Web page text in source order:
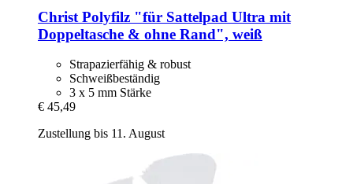
Christ Polyfilz "für Sattelpad Ultra mit
Doppeltasche & ohne Rand", weiß
Strapazierfähig & robust
Schweißbeständig
3 x 5 mm Stärke
€ 45,49
Zustellung bis 11. August